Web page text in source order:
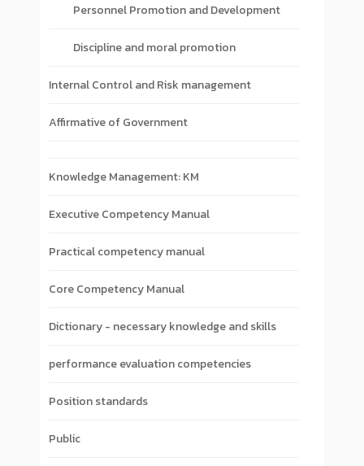
Personnel Promotion and Development
Discipline and moral promotion
Internal Control and Risk management
Affirmative of Government
Knowledge Management: KM
Executive Competency Manual
Practical competency manual
Core Competency Manual
Dictionary - necessary knowledge and skills
performance evaluation competencies
Position standards
Public